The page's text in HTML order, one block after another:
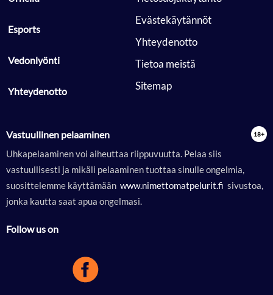
Esports
Vedonlyönti
Yhteydenotto
Evästekäytännöt
Yhteydenotto
Tietoa meistä
Sitemap
Vastuullinen pelaaminen
Uhkapelaaminen voi aiheuttaa riippuvuutta. Pelaa siis
vastuullisesti ja mikäli pelaaminen tuottaa sinulle ongelmia,
suosittelemme käyttämään www.nimettomatpelurit.fi sivustoa,
jonka kautta saat apua ongelmasi.
Follow us on